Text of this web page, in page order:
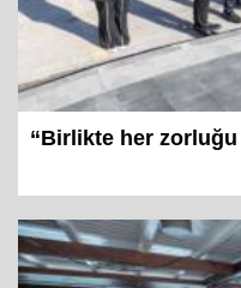
“Birlikte her zorluğu